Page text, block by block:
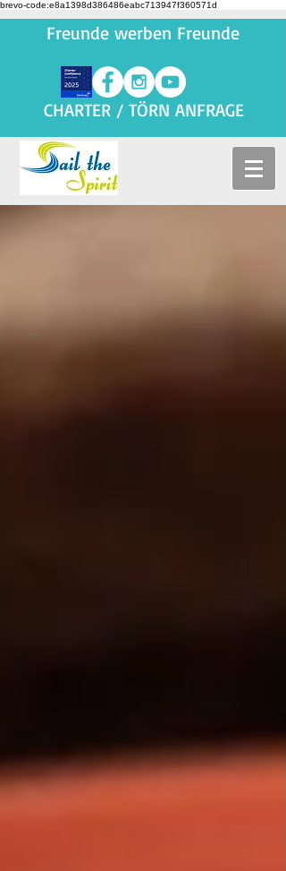
brevo-code:e8a1398d386486eabc713947f360571d
Freunde werben Freunde
CHARTER / TÖRN ANFRAGE